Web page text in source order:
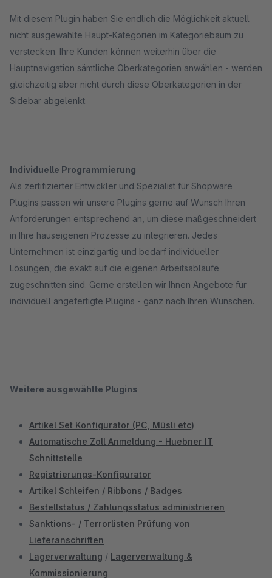
Mit diesem Plugin haben Sie endlich die Möglichkeit aktuell
nicht ausgewählte Haupt-Kategorien im Kategoriebaum zu
verstecken. Ihre Kunden können weiterhin über die
Hauptnavigation sämtliche Oberkategorien anwählen - werden
gleichzeitig aber nicht durch diese Oberkategorien in der
Sidebar abgelenkt.
Individuelle Programmierung
Als zertifizierter Entwickler und Spezialist für Shopware
Plugins passen wir unsere Plugins gerne auf Wunsch Ihren
Anforderungen entsprechend an, um diese maßgeschneidert
in Ihre hauseigenen Prozesse zu integrieren. Jedes
Unternehmen ist einzigartig und bedarf individueller
Lösungen, die exakt auf die eigenen Arbeitsabläufe
zugeschnitten sind. Gerne erstellen wir Ihnen Angebote für
individuell angefertigte Plugins - ganz nach Ihren Wünschen.
Weitere ausgewählte Plugins
Artikel Set Konfigurator (PC, Müsli etc)
Automatische Zoll Anmeldung - Huebner IT
Schnittstelle
Registrierungs-Konfigurator
Artikel Schleifen / Ribbons / Badges
Bestellstatus / Zahlungsstatus administrieren
Sanktions- / Terrorlisten Prüfung von
Lieferanschriften
Lagerverwaltung / Lagerverwaltung &
Kommissionierung